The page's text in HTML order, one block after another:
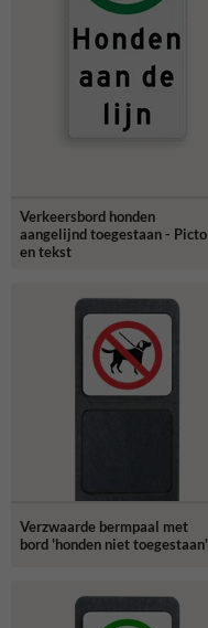
Verkeersbord honden
aangelijnd toegestaan - Picto
en tekst
Verzwaarde bermpaal met
bord 'honden niet toegestaan'